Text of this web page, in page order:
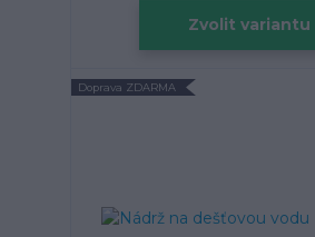
Zvolit variantu
Doprava ZDARMA